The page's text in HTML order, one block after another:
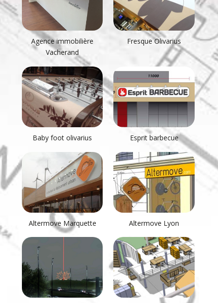
Agence immobilière
Vacherand
Fresque Olivarius
Baby foot olivarius Esprit barbecue
Altermove Marquette Altermove Lyon